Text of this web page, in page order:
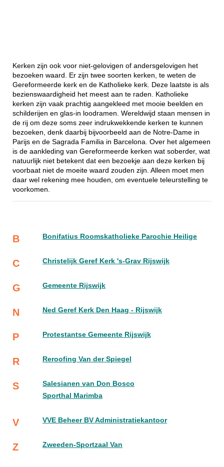
Kerken zijn ook voor niet-gelovigen of andersgelovigen het
bezoeken waard. Er zijn twee soorten kerken, te weten de
Gereformeerde kerk en de Katholieke kerk. Deze laatste is als
bezienswaardigheid het meest aan te raden. Katholieke
kerken zijn vaak prachtig aangekleed met mooie beelden en
schilderijen en glas-in loodramen. Wereldwijd staan mensen in
de rij om deze soms zeer indrukwekkende kerken te kunnen
bezoeken, denk daarbij bijvoorbeeld aan de Notre-Dame in
Parijs en de Sagrada Familia in Barcelona. Over het algemeen
is de aankleding van Gereformeerde kerken wat soberder, wat
natuurlijk niet betekent dat een bezoekje aan deze kerken bij
voorbaat niet de moeite waard zouden zijn. Alleen moet men
daar wel rekening mee houden, om eventuele teleurstelling te
voorkomen.
B Bonifatius Roomskatholieke Parochie Heilige
C Christelijk Geref Kerk 's-Grav Rijswijk
G Gemeente Rijswijk
N Ned Geref Kerk Den Haag - Rijswijk
P Protestantse Gemeente Rijswijk
R Reroofing Van der Spiegel
S
Salesianen van Don Bosco
Sporthal Marimba
V VVE Beheer BV Administratiekantoor
Z Zweeden-Sportzaal Van